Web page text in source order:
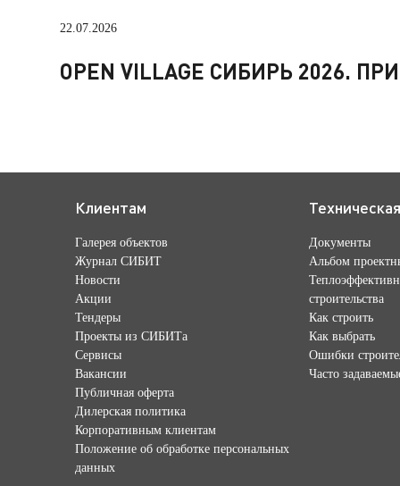
22.07.2026
OPEN VILLAGE СИБИРЬ 2026.
Клиентам
Галерея объектов
Журнал СИБИТ
Новости
Акции
Тендеры
Проекты из СИБИТа
Сервисы
Вакансии
Публичная оферта
Дилерская политика
Корпоративным клиентам
Положение об обработке персональных
данных
Документы
Альбом
строительства
Как строить
Как выбрать
Ошибки
Часто